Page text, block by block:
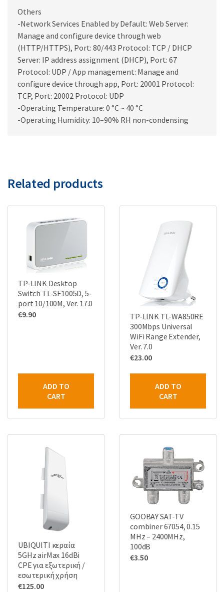
Others
-Network Services Enabled by Default: Web Server:
Manage and configure device through web
(HTTP/HTTPS), Port: 80/443 Protocol: TCP / DHCP
Server: IP address assignment (DHCP), Port: 67
Protocol: UDP / App management: Manage and
configure device through app, Port: 20001 Protocol:
TCP, Port: 20002 Protocol: UDP
-Operating Temperature: 0 °C ~ 40 °C
-Operating Humidity: 10–90% RH non-condensing
Related products
TP-LINK Desktop
Switch TL-SF1005D, 5-
port 10/100M, Ver. 17.0
€9.90
ADD TO
CART
TP-LINK TL-WA850RE
300Mbps Universal
WiFi Range Extender,
Ver. 7.0
€23.00
ADD TO
CART
UBIQUITI κεραία
5GHz airMax 16dBi
CPE για εξωτερική /
εσωτερική χρήση
€125.00
GOOBAY SAT-TV
combiner 67054, 0.15
MHz – 2400MHz,
100dB
€3.50